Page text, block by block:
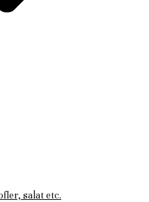
salat etc.